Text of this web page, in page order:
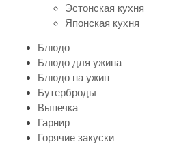
Эстонская кухня
Японская кухня
Блюдо
Блюдо для ужина
Блюдо на ужин
Бутерброды
Выпечка
Гарнир
Горячие закуски